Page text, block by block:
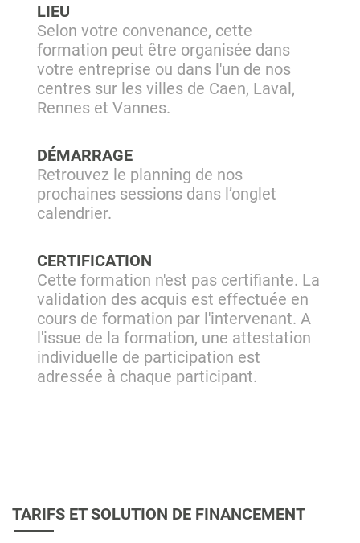
LIEU
Selon votre convenance, cette
formation peut être organisée dans
votre entreprise ou dans l'un de nos
centres sur les villes de Caen, Laval,
Rennes et Vannes.
DÉMARRAGE
Retrouvez le planning de nos
prochaines sessions dans l’onglet
calendrier.
CERTIFICATION
Cette formation n'est pas certifiante. La
validation des acquis est effectuée en
cours de formation par l'intervenant. A
l'issue de la formation, une attestation
individuelle de participation est
adressée à chaque participant.
TARIFS ET SOLUTION DE FINANCEMENT